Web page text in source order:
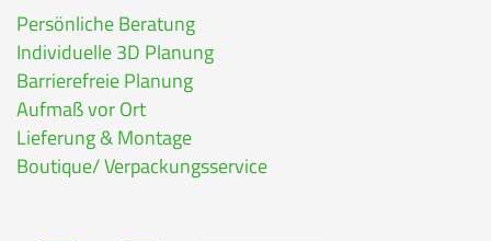
Persönliche Beratung
Individuelle 3D Planung
Barrierefreie Planung
Aufmaß vor Ort
Lieferung & Montage
Boutique/ Verpackungsservice